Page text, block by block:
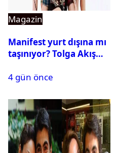
Magazin
Manifest yurt dışına mı
taşınıyor? Tolga Akış
4 gün önce